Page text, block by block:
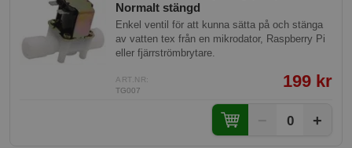
Normalt stängd
Enkel ventil för att kunna sätta på och stänga
av vatten tex från en mikrodator, Raspberry Pi
eller fjärrströmbrytare.
ART.NR:
TG007
199 kr
0 +